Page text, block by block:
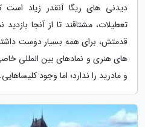
دیدنی های ریگا آنقدر زیاد
تعطیلات، مشتاقند تا از آنجا
قدمتش، برای همه بسیار دوست
های هنری و نمادهای بین المللی
و مادرید را ندارد؛ اما وجود